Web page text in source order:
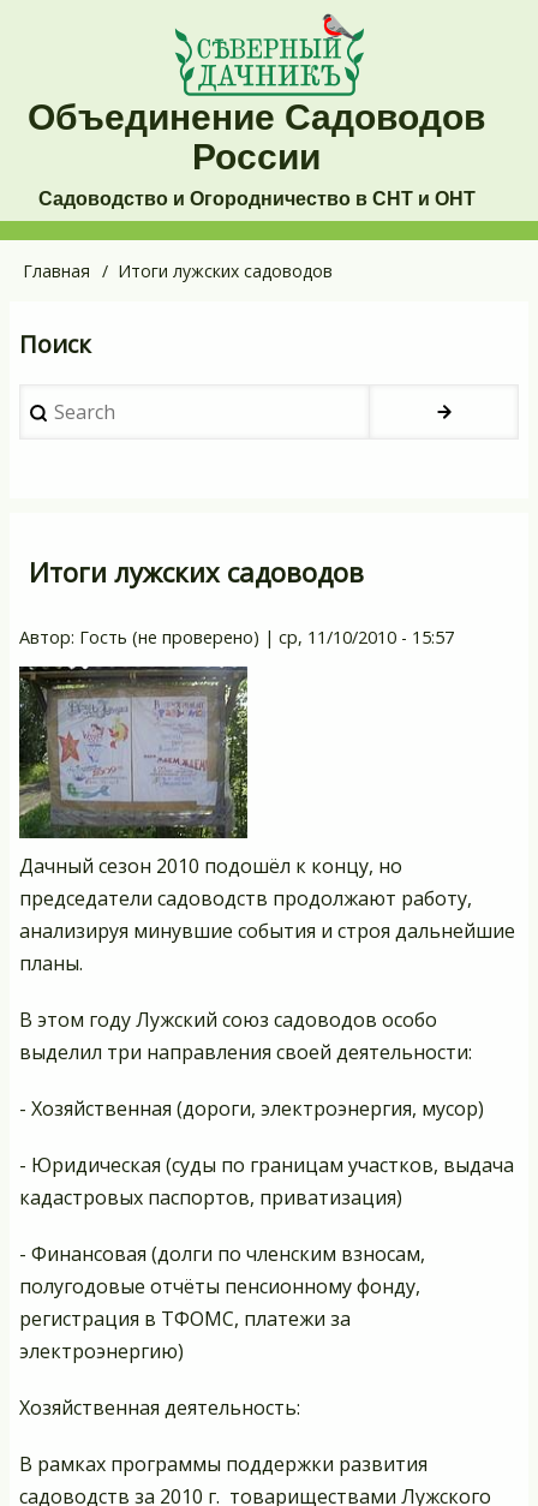
содержанию
Объединение Садоводов
России
Садоводство и Огородничество в СНТ и ОНТ
Основная
Строка
Главная Итоги лужских садоводов
Поиск
Search
Итоги лужских садоводов
Автор: Гость (не проверено) | ср, 11/10/2010 - 15:57
Дачный сезон 2010 подошёл к концу, но
председатели садоводств продолжают работу,
анализируя минувшие события и строя дальнейшие
планы.
В этом году Лужский союз садоводов особо
выделил три направления своей деятельности:
- Хозяйственная (дороги, электроэнергия, мусор)
- Юридическая (суды по границам участков, выдача
кадастровых паспортов, приватизация)
- Финансовая (долги по членским взносам,
полугодовые отчёты пенсионному фонду,
регистрация в ТФОМС, платежи за
электроэнергию)
Хозяйственная деятельность:
В рамках программы поддержки развития
садоводств за 2010 г. товариществами Лужского